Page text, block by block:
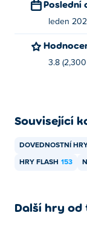
leden
3.8
Související
DOVEDNOSTNÍ
HRY FLASH 153
Další hry